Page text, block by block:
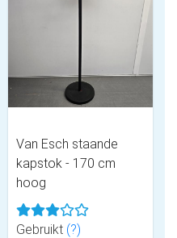
Van Esch staande
kapstok - 170 cm
hoog
Gebruikt (?)